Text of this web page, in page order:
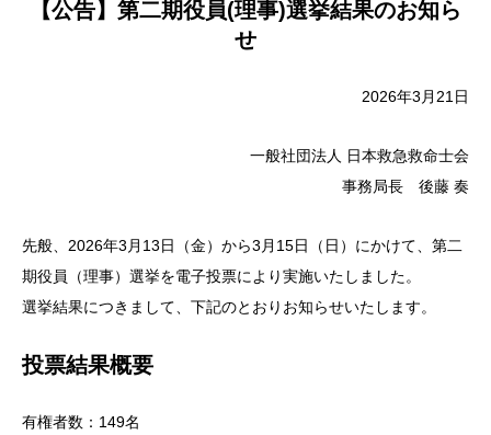
【公告】第二期役員(理事)選挙結果のお知ら
せ
2026年3月21日
一般社団法人 日本救急救命士会
事務局長 後藤 奏
先般、2026年3月13日（金）から3月15日（日）にかけて、第二
期役員（理事）選挙を電子投票により実施いたしました。
選挙結果につきまして、下記のとおりお知らせいたします。
投票結果概要
有権者数：149名